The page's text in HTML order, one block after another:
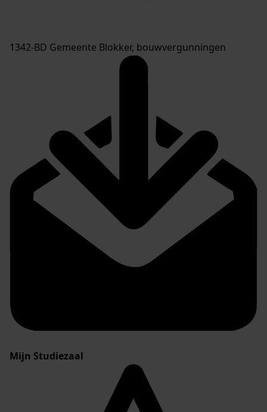
1342-BD Gemeente Blokker, bouwvergunningen
Mijn Studiezaal